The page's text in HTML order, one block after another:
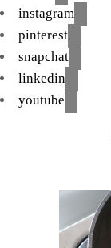
instagram
pinterest
snapchat
linkedin
youtube